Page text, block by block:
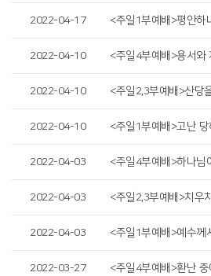
2022-04-17
2022-04-10
2022-04-10
2022-04-10
2022-04-03
2022-04-03
2022-04-03
2022-03-27